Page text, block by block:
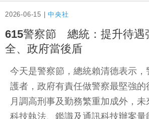
2026-06-15 |中央社
615警察節 總統：提升待遇
全、政府當後盾
今天是警察節，總統賴清德表示，
護者，政府有責任做警察最堅強
月調高刑事及勤務繁重加成外，
科技執法、鑑識及通訊科技辦案